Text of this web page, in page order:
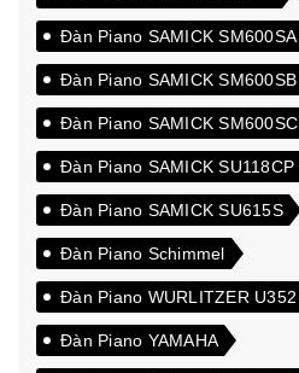
Đàn Piano SAMICK SM600SA
Đàn Piano SAMICK SM600SB
Đàn Piano SAMICK SM600SC
Đàn Piano SAMICK SU118CP
Đàn Piano SAMICK SU615S
Đàn Piano Schimmel
Đàn Piano WURLITZER U352
Đàn Piano YAMAHA